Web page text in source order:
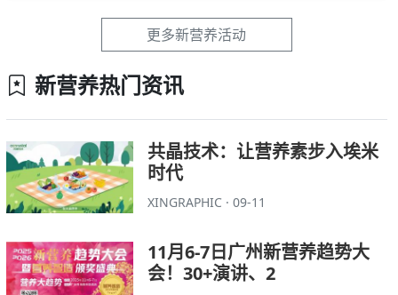
更多新营养活动
新营养热门资讯
共晶技术：让营养素步入埃米
时代
XINGRAPHIC · 09-11
11月6-7日广州新营养趋势大
会！30+演讲、2